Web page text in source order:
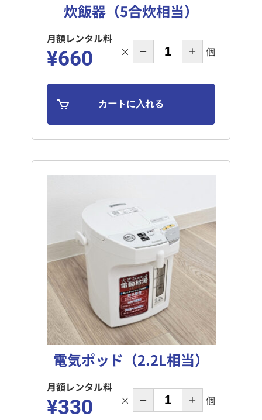
炊飯器（5合炊相当）
月額レンタル料
¥660 × 個
電気ポッド（2.2L相当）
月額レンタル料
¥330 × 個